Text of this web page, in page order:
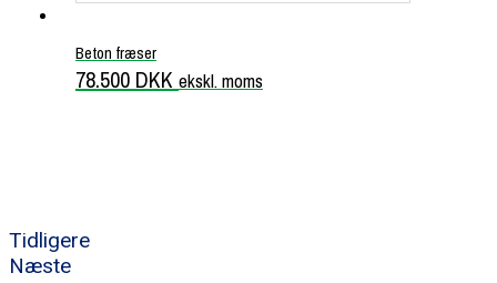
Beton fræser
78.500 DKK ekskl. moms
Tidligere
Næste